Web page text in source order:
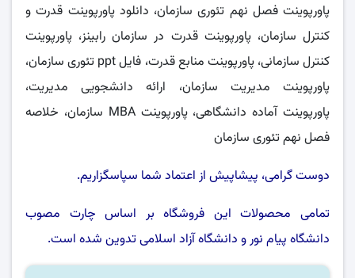
پاورپوینت فصل نهم تئوری سازمان، دانلود پاورپوینت قدرت و
کنترل سازمان، پاورپوینت قدرت در سازمان رابینز، پاورپوینت
کنترل سازمانی، پاورپوینت منابع قدرت، فایل ppt تئوری سازمان،
پاورپوینت مدیریت سازمان، ارائه دانشجویی مدیریت،
پاورپوینت آماده دانشگاهی، پاورپوینت MBA سازمان، خلاصه
فصل نهم تئوری سازمان
دوست گرامی، پیشاپیش از اعتماد شما سپاسگزاریم.
تمامی محصولات این فروشگاه بر اساس چارت مصوب
دانشگاه پیام نورو دانشگاه آزاد اسلامیتدوین شده است.